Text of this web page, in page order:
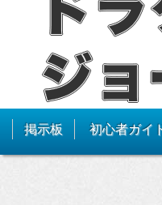
掲示板 初心者ガイ